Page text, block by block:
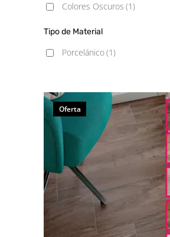
Colores Oscuros (1)
Tipo de Material
Porcelánico(1)
Oferta